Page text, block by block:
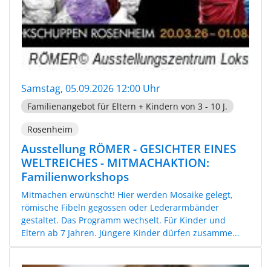
Samstag, 05.09.2026 12:00 Uhr
Familienangebot für Eltern + Kindern von 3 - 10 J.
Rosenheim
Ausstellung RÖMER - GESICHTER EINES
WELTREICHES - MITMACHAKTION:
Familienworkshops
Mitmachen erwünscht! Hier werden Mosaike gelegt,
römische Fibeln gegossen oder Lederarmbänder
gestaltet. Das Programm wechselt. Für Kinder und
Eltern ab 7 Jahren. Jüngere Kinder dürfen zusamme...